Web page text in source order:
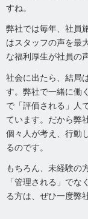
すね。
弊社では毎年、社員
はスタッフの声を最
な福利厚生が社員の
社会に出たら、結局
す。弊社で一緒に働
で「評価される」人
ています。だから弊
個々人が考え、行動
るのです。
もちろん、未経験の
「管理される」で
る方は、ぜひ一度弊